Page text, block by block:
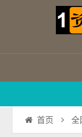
首页 全